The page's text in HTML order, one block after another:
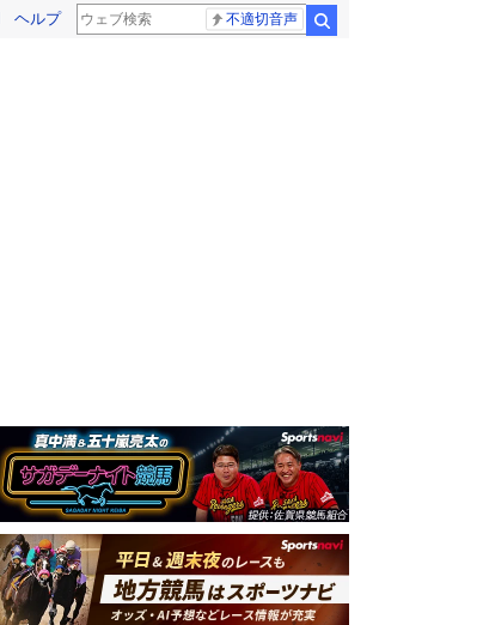
ヘルプ 不適切音声